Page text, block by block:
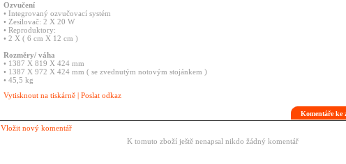
Ozvučení
• Integrovaný ozvučovací systém
• Zesilovač: 2 X 20 W
• Reproduktory:
• 2 X ( 6 cm X 12 cm )
Rozměry/ váha
• 1387 X 819 X 424 mm
• 1387 X 972 X 424 mm ( se zvednutým notovým stojánkem )
• 45,5 kg
Vytisknout na tiskárně | Poslat odkaz
Komentáře ke
Vložit nový komentář
K tomuto zboží ještě nenapsal nikdo žádný komentář